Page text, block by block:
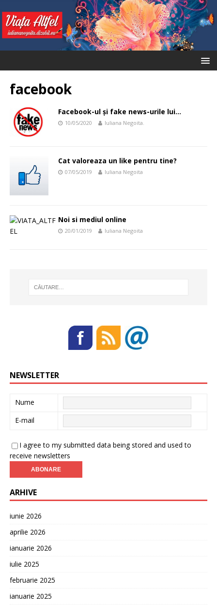
facebook
Facebook-ul și fake news-urile lui…
10/05/2020 Iuliana Negoita.
Cat valoreaza un like pentru tine?
07/05/2019 Iuliana Negoita
Noi si mediul online
20/01/2019 Iuliana Negoita
NEWSLETTER
Nume
E-mail
I agree to my submitted data being stored and used to
receive newsletters
ARHIVE
iunie 2026
aprilie 2026
ianuarie 2026
iulie 2025
februarie 2025
ianuarie 2025